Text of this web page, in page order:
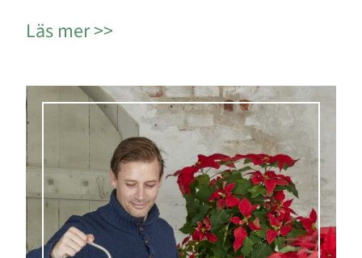
Läs mer